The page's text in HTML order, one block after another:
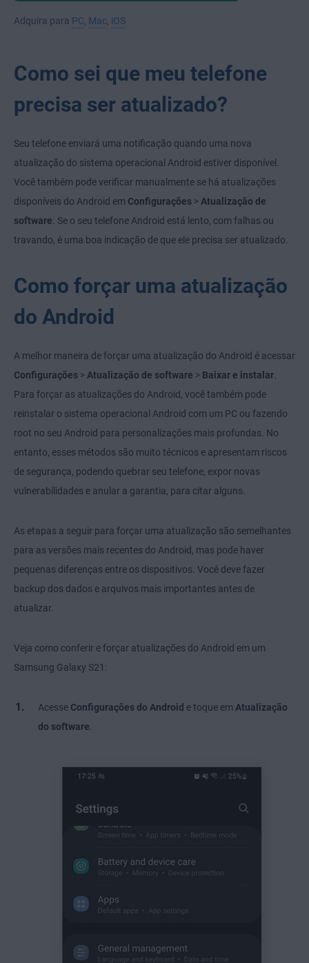
Adquira para PC, Mac, iOS
Como sei que meu telefone
precisa ser atualizado?
Seu telefone enviará uma notificação quando uma nova
atualização do sistema operacional Android estiver disponível.
Você também pode verificar manualmente se há atualizações
disponíveis do Android em Configurações > Atualização de
software. Se o seu telefone Android está lento, com falhas ou
travando, é uma boa indicação de que ele precisa ser atualizado.
Como forçar uma atualização
do Android
A melhor maneira de forçar uma atualização do Android é acessar
Configurações > Atualização de software > Baixar e instalar.
Para forçar as atualizações do Android, você também pode
reinstalar o sistema operacional Android com um PC ou fazendo
root no seu Android para personalizações mais profundas. No
entanto, esses métodos são muito técnicos e apresentam riscos
de segurança, podendo quebrar seu telefone, expor novas
vulnerabilidades e anular a garantia, para citar alguns.
As etapas a seguir para forçar uma atualização são semelhantes
para as versões mais recentes do Android, mas pode haver
pequenas diferenças entre os dispositivos. Você deve fazer
backup dos dados e arquivos mais importantes antes de
atualizar.
Veja como conferir e forçar atualizações do Android em um
Samsung Galaxy S21:
Acesse Configurações do Android e toque em Atualização
do software.